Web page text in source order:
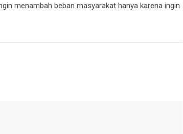
menambah beban masyarakat hanya karena ingin